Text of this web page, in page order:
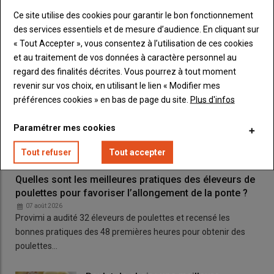
de luzerne quand il y a du picage.
« Il y en a toujours eu très peu.
Nous n’en apportons donc pas systématiquement, pour garder
une solution en cas de problème. »
Enfin l’eau de boisson, qui
vient du réseau, est acidifiée et désinfectée.
Quelles sont les meilleures pratiques des éleveurs de
poulettes pour favoriser l’allongement de la ponte ?
07 août 2026
Provimi a audité 32 éleveurs de poulettes et recensé les
bonnes pratiques des 48 premières heures pour obtenir des
poulettes…
Ce site utilise des cookies pour garantir le bon fonctionnement
des services essentiels et de mesure d’audience. En cliquant sur
« Tout Accepter », vous consentez à l’utilisation de ces cookies
et au traitement de vos données à caractère personnel au
regard des finalités décrites. Vous pourrez à tout moment
revenir sur vos choix, en utilisant le lien « Modifier mes
préférences cookies » en bas de page du site. Plus d'infos
Paramétrer mes cookies
Tout refuser Tout accepter